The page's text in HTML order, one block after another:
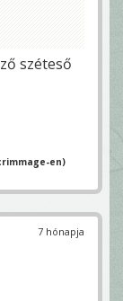
széteső
en)
7 hónapja